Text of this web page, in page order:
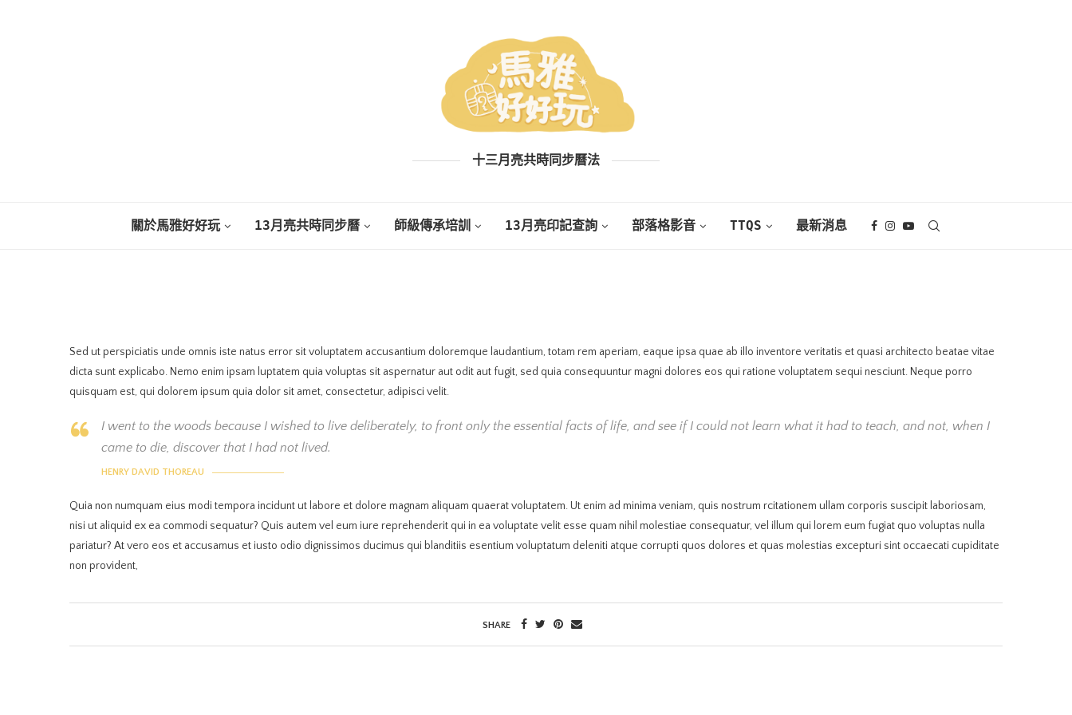
十三月亮共時同步曆法
關於馬雅好好玩 13月亮共時同步曆 師級傳承培訓 13月亮印記查詢 部落格影音 TTQS 最新消息
Sed ut perspiciatis unde omnis iste natus error sit voluptatem accusantium doloremque laudantium, totam rem aperiam, eaque ipsa quae ab illo inventore veritatis et quasi architecto beatae vitae
dicta sunt explicabo. Nemo enim ipsam luptatem quia voluptas sit aspernatur aut odit aut fugit, sed quia consequuntur magni dolores eos qui ratione voluptatem sequi nesciunt. Neque porro
quisquam est, qui dolorem ipsum quia dolor sit amet, consectetur, adipisci velit.
I went to the woods because I wished to live deliberately, to front only the essential facts of life, and see if I could not learn what it had to teach, and not, when I
came to die, discover that I had not lived.
HENRY DAVID THOREAU
Quia non numquam eius modi tempora incidunt ut labore et dolore magnam aliquam quaerat voluptatem. Ut enim ad minima veniam, quis nostrum rcitationem ullam corporis suscipit laboriosam,
nisi ut aliquid ex ea commodi sequatur? Quis autem vel eum iure reprehenderit qui in ea voluptate velit esse quam nihil molestiae consequatur, vel illum qui lorem eum fugiat quo voluptas nulla
pariatur? At vero eos et accusamus et iusto odio dignissimos ducimus qui blanditiis esentium voluptatum deleniti atque corrupti quos dolores et quas molestias excepturi sint occaecati cupiditate
non provident,
SHARE